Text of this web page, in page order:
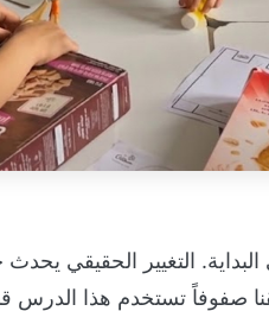
التغيير الحقيقي
صفوفاً تستخدم هذا الدرس